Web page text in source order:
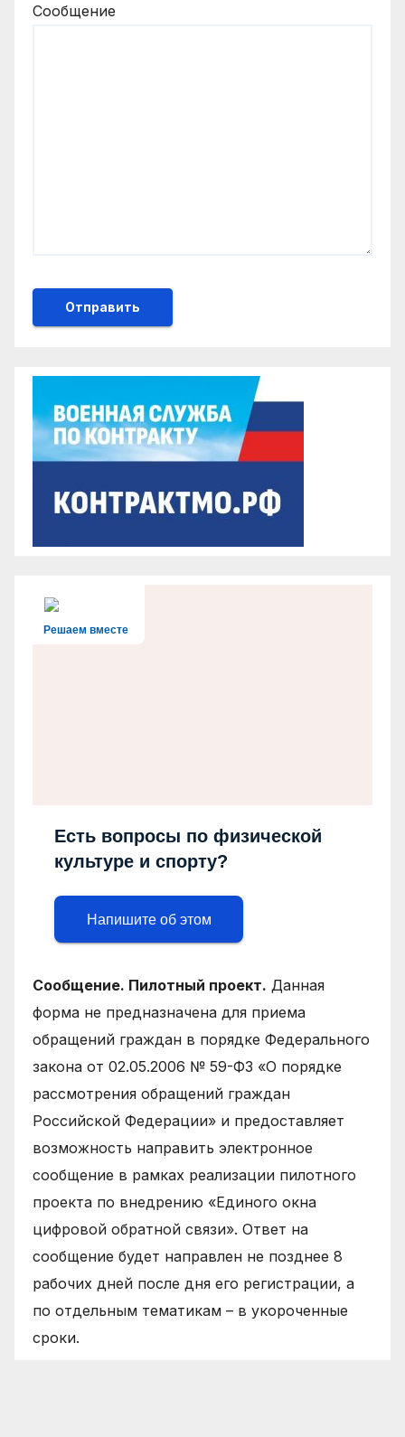
Сообщение
Решаем вместе
Есть вопросы по физической
культуре и спорту?
Напишите об этом
Сообщение. Пилотный проект. Данная
форма не предназначена для приема
обращений граждан в порядке Федерального
закона от 02.05.2006 № 59-ФЗ «О порядке
рассмотрения обращений граждан
Российской Федерации» и предоставляет
возможность направить электронное
сообщение в рамках реализации пилотного
проекта по внедрению «Единого окна
цифровой обратной связи». Ответ на
сообщение будет направлен не позднее 8
рабочих дней после дня его регистрации, а
по отдельным тематикам – в укороченные
сроки.